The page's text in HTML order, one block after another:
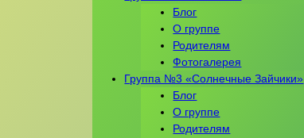
Блог
О группе
Родителям
Фотогалерея
Группа №3 «Солнечные Зайчики»
Блог
О группе
Родителям